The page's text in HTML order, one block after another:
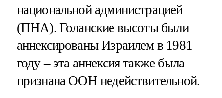
национальной администрацией
(ПНА). Голанские высоты были
аннексированы Израилем в 1981
году – эта аннексия также была
признана ООН недействительной.